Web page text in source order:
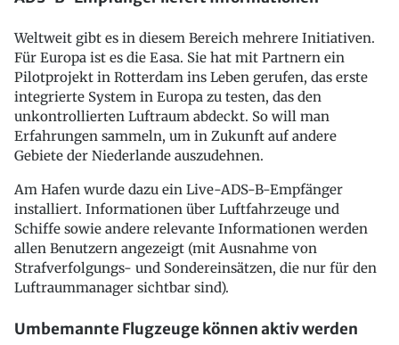
Weltweit gibt es in diesem Bereich mehrere Initiativen.
Für Europa ist es die Easa. Sie hat mit Partnern ein
Pilotprojekt in Rotterdam ins Leben gerufen, das erste
integrierte System in Europa zu testen, das den
unkontrollierten Luftraum abdeckt. So will man
Erfahrungen sammeln, um in Zukunft auf andere
Gebiete der Niederlande auszudehnen.
Am Hafen wurde dazu ein Live-ADS-B-Empfänger
installiert. Informationen über Luftfahrzeuge und
Schiffe sowie andere relevante Informationen werden
allen Benutzern angezeigt (mit Ausnahme von
Strafverfolgungs- und Sondereinsätzen, die nur für den
Luftraummanager sichtbar sind).
Umbemannte Flugzeuge können aktiv werden